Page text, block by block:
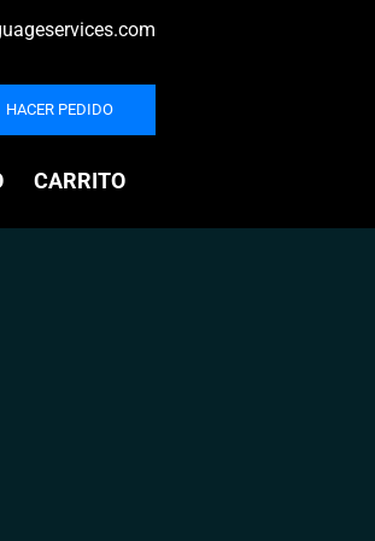
HACER PEDIDO
CARRITO